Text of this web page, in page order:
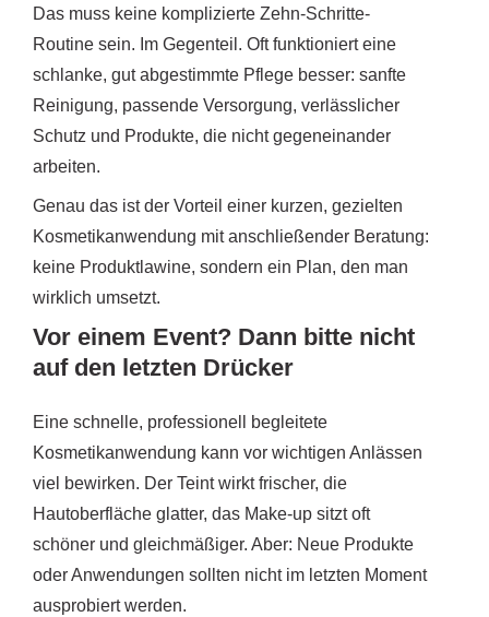
Das muss keine komplizierte Zehn-Schritte-
Routine sein. Im Gegenteil. Oft funktioniert eine
schlanke, gut abgestimmte Pflege besser: sanfte
Reinigung, passende Versorgung, verlässlicher
Schutz und Produkte, die nicht gegeneinander
arbeiten.
Genau das ist der Vorteil einer kurzen, gezielten
Kosmetikanwendung mit anschließender Beratung:
keine Produktlawine, sondern ein Plan, den man
wirklich umsetzt.
Vor einem Event? Dann bitte nicht
auf den letzten Drücker
Eine schnelle, professionell begleitete
Kosmetikanwendung kann vor wichtigen Anlässen
viel bewirken. Der Teint wirkt frischer, die
Hautoberfläche glatter, das Make-up sitzt oft
schöner und gleichmäßiger. Aber: Neue Produkte
oder Anwendungen sollten nicht im letzten Moment
ausprobiert werden.